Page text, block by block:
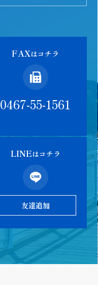
FAXはコチラ
0467-55-1561
LINEはコチラ
友達追加